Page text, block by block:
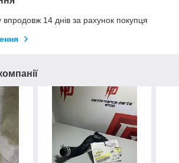
14 днів за рахунок покупця